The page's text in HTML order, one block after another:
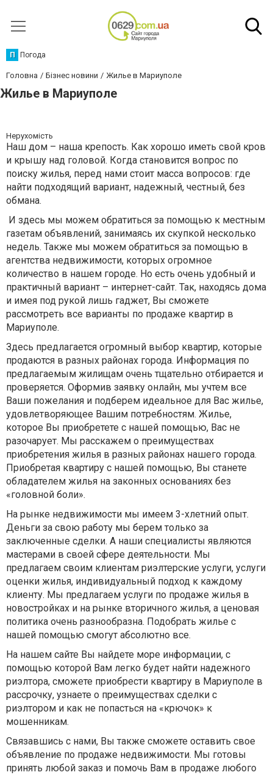
П Погода
Головна Бізнес новини Жилье в Мариуполе
Жилье в Мариуполе
Нерухомість
Наш дом – наша крепость. Как хорошо иметь свой кров
и крышу над головой. Когда становится вопрос по
поиску жилья, перед нами стоит масса вопросов: где
найти подходящий вариант, надежный, честный, без
обмана.
И здесь мы можем обратиться за помощью к местным
газетам объявлений, занимаясь их скупкой несколько
недель. Также мы можем обратиться за помощью в
агентства недвижимости, которых огромное
количество в нашем городе. Но есть очень удобный и
практичный вариант – интернет-сайт. Так, находясь дома
и имея под рукой лишь гаджет, Вы сможете
рассмотреть все варианты по продаже квартир в
Мариуполе.
Здесь предлагается огромный выбор квартир, которые
продаются в разных районах города. Информация по
предлагаемым жилищам очень тщательно отбирается и
проверяется. Оформив заявку онлайн, мы учтем все
Ваши пожелания и подберем идеальное для Вас жилье,
удовлетворяющее Вашим потребностям. Жилье,
которое Вы приобретете с нашей помощью, Вас не
разочарует. Мы расскажем о преимуществах
приобретения жилья в разных районах нашего города.
Приобретая квартиру с нашей помощью, Вы станете
обладателем жилья на законных основаниях без
«головной боли».
На рынке недвижимости мы имеем 3-хлетний опыт.
Деньги за свою работу мы берем только за
заключенные сделки. А наши специалисты являются
мастерами в своей сфере деятельности. Мы
предлагаем своим клиентам риэлтерские услуги, услуги
оценки жилья, индивидуальный подход к каждому
клиенту. Мы предлагаем услуги по продаже жилья в
новостройках и на рынке вторичного жилья, а ценовая
политика очень разнообразна. Подобрать жилье с
нашей помощью смогут абсолютно все.
На нашем сайте Вы найдете море информации, с
помощью которой Вам легко будет найти надежного
риэлтора, сможете приобрести квартиру в Мариуполе в
рассрочку, узнаете о преимуществах сделки с
риэлтором и как не попасться на «крючок» к
мошенникам.
Связавшись с нами, Вы также сможете оставить свое
объявление по продаже недвижимости. Мы готовы
принять любой заказ и помочь Вам в продаже любого